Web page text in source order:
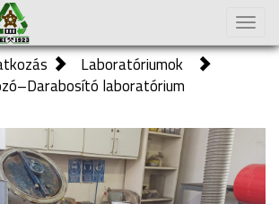
Toggle
Laboratóriumok
laboratórium